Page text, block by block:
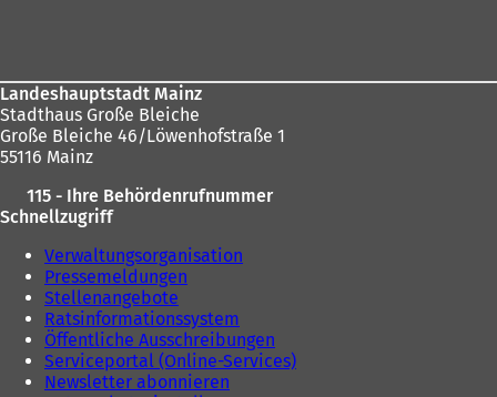
Landeshauptstadt Mainz
Stadthaus Große Bleiche
Große Bleiche 46/Löwenhofstraße 1
55116 Mainz
115 - Ihre Behördenrufnummer
Schnellzugriff
Verwaltungsorganisation
Pressemeldungen
Stellenangebote
Ratsinformationssystem
Öffentliche Ausschreibungen
Serviceportal (Online-Services)
Newsletter abonnieren